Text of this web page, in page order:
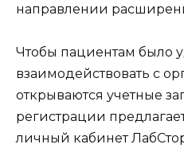
направлении
Чтобы пациентам было
взаимодействовать с
открываются учетные
регистрации
личный кабинет